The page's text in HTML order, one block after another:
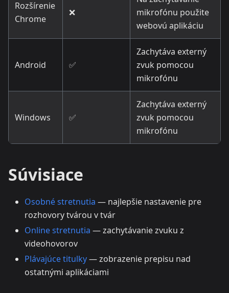
Rozšírenie
Chrome
❌
mikrofónu použite
webovú aplikáciu
Android ✅
Zachytáva externý
zvuk pomocou
mikrofónu
Windows ✅
Zachytáva externý
zvuk pomocou
mikrofónu
Súvisiace
Osobné stretnutia — najlepšie nastavenie pre
rozhovory tvárou v tvár
Online stretnutia — zachytávanie zvuku z
videohovorov
Plávajúce titulky— zobrazenie prepisu nad
ostatnými aplikáciami